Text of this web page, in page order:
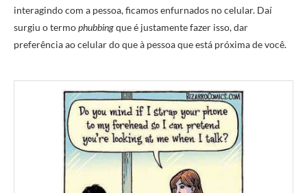
interagindo com a pessoa, ficamos enfurnados no celular. Daí
surgiu o termophubbingque é justamente fazer isso, dar
preferência ao celular do que à pessoa que está próxima de você.